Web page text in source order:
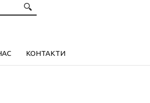
КОНТАКТИ